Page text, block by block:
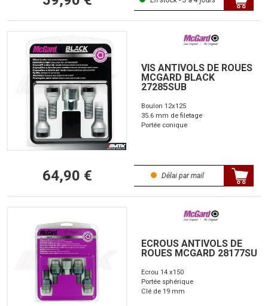
VIS ANTIVOLS DE ROUES
MCGARD BLACK
27285SUB
Boulon 12x125
35.6 mm de filetage
Portée conique
64,90 € Délai par mail
ECROUS ANTIVOLS DE
ROUES MCGARD 28177SU
Ecrou 14 x150
Portée sphérique
Clé de 19 mm